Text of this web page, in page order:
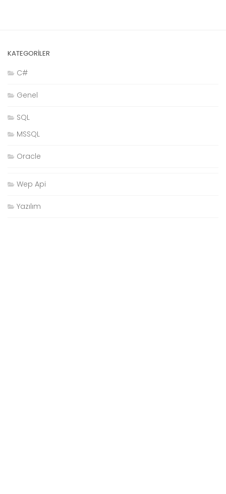
KATEGORILER
C#
Genel
SQL
MSSQL
Oracle
Wep Api
Yazılım